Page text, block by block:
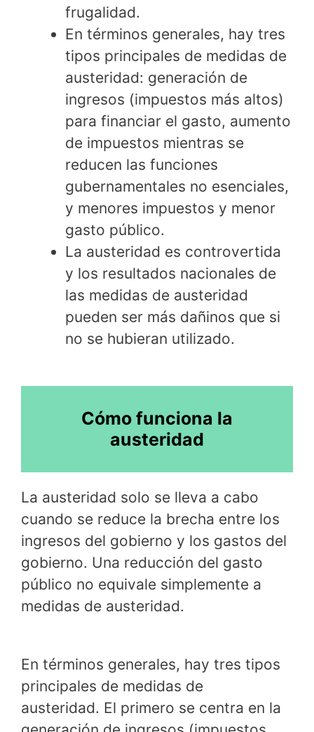
frugalidad.
En términos generales, hay tres
tipos principales de medidas de
austeridad: generación de
ingresos (impuestos más altos)
para financiar el gasto, aumento
de impuestos mientras se
reducen las funciones
gubernamentales no esenciales,
y menores impuestos y menor
gasto público.
La austeridad es controvertida
y los resultados nacionales de
las medidas de austeridad
pueden ser más dañinos que si
no se hubieran utilizado.
Cómo funciona la
austeridad
La austeridad solo se lleva a cabo
cuando se reduce la brecha entre los
ingresos del gobierno y los gastos del
gobierno. Una reducción del gasto
público no equivale simplemente a
medidas de austeridad.
En términos generales, hay tres tipos
principales de medidas de
austeridad. El primero se centra en la